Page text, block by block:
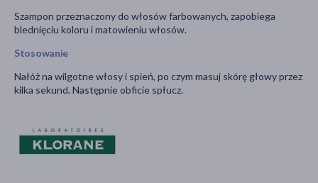
Szampon przeznaczony do włosów farbowanych, zapobiega
blednięciu koloru i matowieniu włosów.
Stosowanie
Nałóż na wilgotne włosy i spień, po czym masuj skórę głowy przez
kilka sekund. Następnie obficie spłucz.